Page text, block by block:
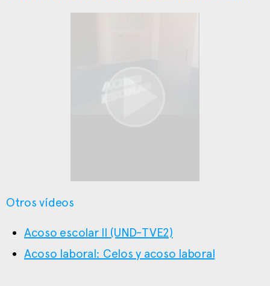
Otros vídeos
Acoso escolar II (UND-TVE2)
Acoso laboral: Celos y acoso laboral